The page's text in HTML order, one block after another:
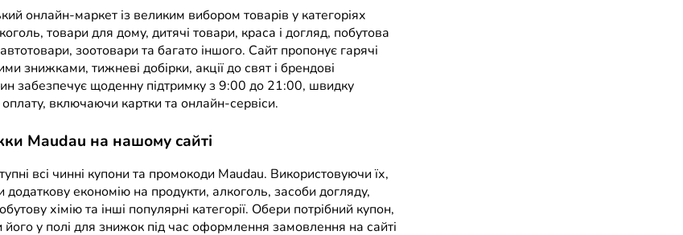
онлайн-маркет із великим вибором товарів у категоріях
товари для дому, дитячі товари, краса і догляд, побутова
автотовари, зоотовари та багато іншого. Сайт пропонує гарячі
знижками, тижневі добірки, акції до свят і брендові
забезпечує щоденну підтримку з 9:00 до 21:00, швидку
оплату, включаючи картки та онлайн-сервіси.
Maudau на нашому сайті
всі чинні купони та промокоди Maudau. Використовуючи їх,
економію на продукти, алкоголь, засоби догляду,
хімію та інші популярні категорії. Обери потрібний купон,
його у полі для знижок під час оформлення замовлення на сайті